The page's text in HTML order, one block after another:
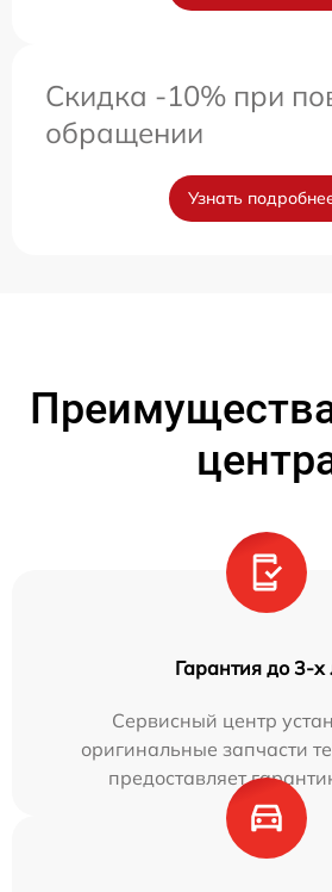
Скидка -10% при
обращении
Узнать
Гарантия до 3-х
Сервисный центр
оригинальные запчасти
предоставляет